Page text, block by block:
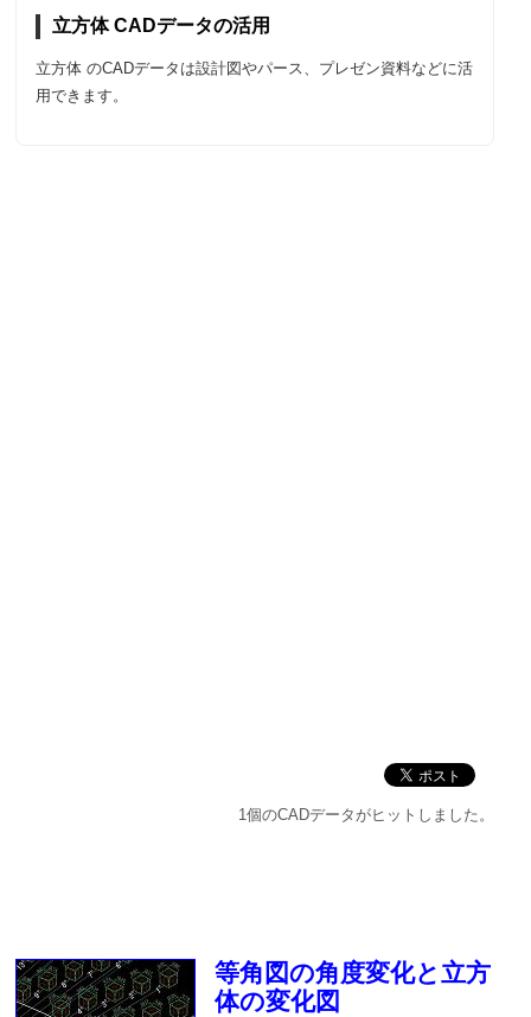
立方体 CADデータの活用
立方体 のCADデータは設計図やパース、プレゼン資料などに活
用できます。
1個のCADデータがヒットしました。
等角図の角度変化と立方
体の変化図